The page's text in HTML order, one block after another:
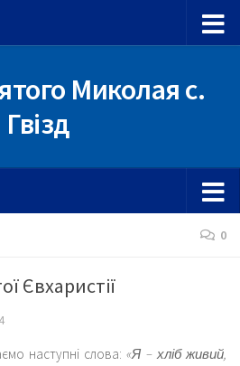
Миколая с.
Гвізд
0
Євхаристії
наступні слова:«Я – хліб живий,